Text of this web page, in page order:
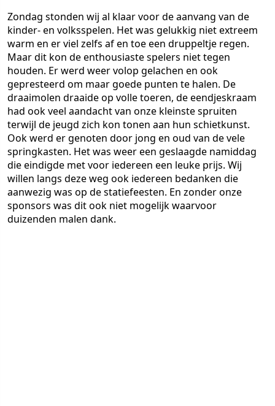
Zondag stonden wij al klaar voor de aanvang van de
kinder- en volksspelen. Het was gelukkig niet extreem
warm en er viel zelfs af en toe een druppeltje regen.
Maar dit kon de enthousiaste spelers niet tegen
houden. Er werd weer volop gelachen en ook
gepresteerd om maar goede punten te halen. De
draaimolen draaide op volle toeren, de eendjeskraam
had ook veel aandacht van onze kleinste spruiten
terwijl de jeugd zich kon tonen aan hun schietkunst.
Ook werd er genoten door jong en oud van de vele
springkasten. Het was weer een geslaagde namiddag
die eindigde met voor iedereen een leuke prijs. Wij
willen langs deze weg ook iedereen bedanken die
aanwezig was op de statiefeesten. En zonder onze
sponsors was dit ook niet mogelijk waarvoor
duizenden malen dank.